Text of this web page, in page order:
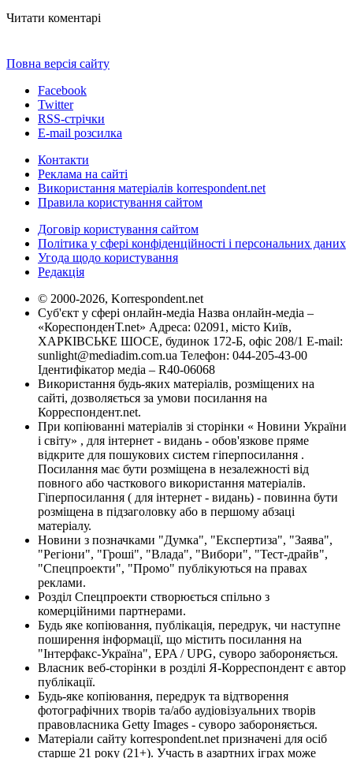
Читати коментарі
Повна версія сайту
Facebook
Twitter
RSS-стрічки
E-mail розсилка
Контакти
Реклама на сайті
Використання матеріалів korrespondent.net
Правила користування сайтом
Договір користування сайтом
Політика у сфері конфіденційності і персональних даних
Угода щодо користування
Редакція
© 2000-2026, Korrespondent.net
Суб'єкт у сфері онлайн-медіа Назва онлайн-медіа –
«КореспонденТ.net» Адреса: 02091, місто Київ,
ХАРКІВСЬКЕ ШОСЕ, будинок 172-Б, офіс 208/1 E-mail:
sunlight@mediadim.com.ua Телефон: 044-205-43-00
Ідентифікатор медіа – R40-06068
Використання будь-яких матеріалів, розміщених на
сайті, дозволяється за умови посилання на
Корреспондент.net.
При копіюванні матеріалів зі сторінки « Новини України
і світу» , для інтернет - видань - обов'язкове пряме
відкрите для пошукових систем гіперпосилання .
Посилання має бути розміщена в незалежності від
повного або часткового використання матеріалів.
Гіперпосилання ( для інтернет - видань) - повинна бути
розміщена в підзаголовку або в першому абзаці
матеріалу.
Новини з позначками "Думка", "Експертиза", "Заява",
"Регіони", "Гроші", "Влада", "Вибори", "Тест-драйв",
"Спецпроекти", "Промо" публікуються на правах
реклами.
Розділ Спецпроекти створюється спільно з
комерційними партнерами.
Будь яке копіювання, публікація, передрук, чи наступне
поширення інформації, що містить посилання на
"Інтерфакс-Україна", EPA / UPG, суворо забороняється.
Власник веб-сторінки в розділі Я-Корреспондент є автор
публікації.
Будь-яке копіювання, передрук та відтворення
фотографічних творів та/або аудіовізуальних творів
правовласника Getty Images - суворо забороняється.
Матеріали сайту korrespondent.net призначені для осіб
старше 21 року (21+). Участь в азартних іграх може